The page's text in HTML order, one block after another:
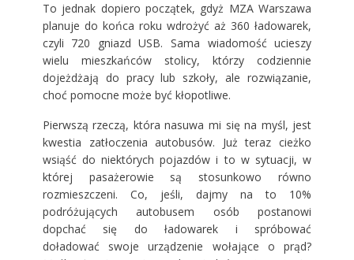
To jednak dopiero początek, gdyż MZA Warszawa
planuje do końca roku wdrożyć aż 360 ładowarek,
czyli 720 gniazd USB. Sama wiadomość ucieszy
wielu mieszkańców stolicy, którzy codziennie
dojeżdżają do pracy lub szkoły, ale rozwiązanie,
choć pomocne może być kłopotliwe.
Pierwszą rzeczą, która nasuwa mi się na myśl, jest
kwestia zatłoczenia autobusów. Już teraz cieżko
wsiąść do niektórych pojazdów i to w sytuacji, w
której pasażerowie są stosunkowo równo
rozmieszczeni. Co, jeśli, dajmy na to 10%
podróżujących autobusem osób postanowi
dopchać się do ładowarek i spróbować
doładować swoje urządzenie wołające o prąd?